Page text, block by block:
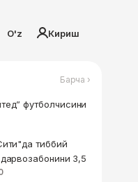
O'z Кириш
Барча ›
футболчисини
тиббий
3,5